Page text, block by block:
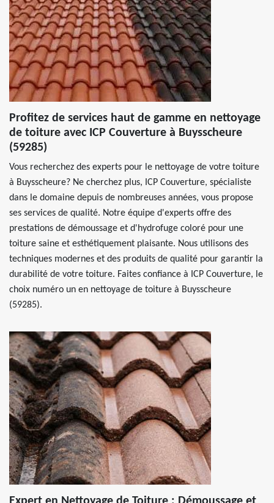
Profitez de services haut de gamme en nettoyage
de toiture avec ICP Couverture à Buysscheure
(59285)
Vous recherchez des experts pour le nettoyage de votre toiture
à Buysscheure? Ne cherchez plus, ICP Couverture, spécialiste
dans le domaine depuis de nombreuses années, vous propose
ses services de qualité. Notre équipe d'experts offre des
prestations de démoussage et d'hydrofuge coloré pour une
toiture saine et esthétiquement plaisante. Nous utilisons des
techniques modernes et des produits de qualité pour garantir la
durabilité de votre toiture. Faites confiance à ICP Couverture, le
choix numéro un en nettoyage de toiture à Buysscheure
(59285).